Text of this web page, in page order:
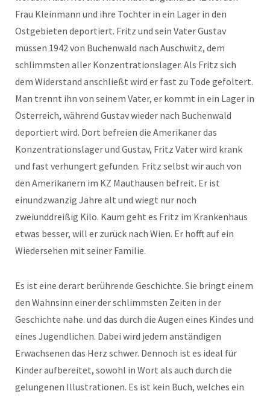
Frau Kleinmann und ihre Tochter in ein Lager in den
Ostgebieten deportiert. Fritz und sein Vater Gustav
müssen 1942 von Buchenwald nach Auschwitz, dem
schlimmsten aller Konzentrationslager. Als Fritz sich
dem Widerstand anschließt wird er fast zu Tode gefoltert.
Man trennt ihn von seinem Vater, er kommt in ein Lager in
Österreich, während Gustav wieder nach Buchenwald
deportiert wird. Dort befreien die Amerikaner das
Konzentrationslager und Gustav, Fritz Vater wird krank
und fast verhungert gefunden. Fritz selbst wir auch von
den Amerikanern im KZ Mauthausen befreit. Er ist
einundzwanzig Jahre alt und wiegt nur noch
zweiunddreißig Kilo. Kaum geht es Fritz im Krankenhaus
etwas besser, will er zurück nach Wien. Er hofft auf ein
Wiedersehen mit seiner Familie.
Es ist eine derart berührende Geschichte. Sie bringt einem
den Wahnsinn einer der schlimmsten Zeiten in der
Geschichte nahe. und das durch die Augen eines Kindes und
eines Jugendlichen. Dabei wird jedem anständigen
Erwachsenen das Herz schwer. Dennoch ist es ideal für
Kinder aufbereitet, sowohl in Wort als auch durch die
gelungenen Illustrationen. Es ist kein Buch, welches ein